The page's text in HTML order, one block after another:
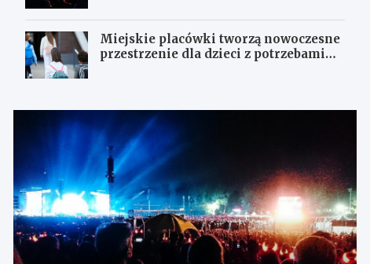
Miejskie placówki tworzą nowoczesne
przestrzenie dla dzieci z potrzebami